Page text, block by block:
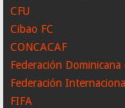
CFU
Cibao FC
CONCACAF
Federación
Federación
FIFA